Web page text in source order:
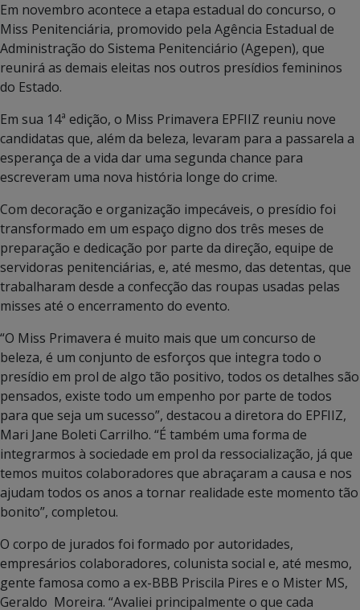
Em novembro acontece a etapa estadual do concurso, o
Miss Penitenciária, promovido pela Agência Estadual de
Administração do Sistema Penitenciário (Agepen), que
reunirá as demais eleitas nos outros presídios femininos
do Estado.
Em sua 14ª edição, o Miss Primavera EPFIIZ reuniu nove
candidatas que, além da beleza, levaram para a passarela a
esperança de a vida dar uma segunda chance para
escreveram uma nova história longe do crime.
Com decoração e organização impecáveis, o presídio foi
transformado em um espaço digno dos três meses de
preparação e dedicação por parte da direção, equipe de
servidoras penitenciárias, e, até mesmo, das detentas, que
trabalharam desde a confecção das roupas usadas pelas
misses até o encerramento do evento.
“O Miss Primavera é muito mais que um concurso de
beleza, é um conjunto de esforços que integra todo o
presídio em prol de algo tão positivo, todos os detalhes são
pensados, existe todo um empenho por parte de todos
para que seja um sucesso”, destacou a diretora do EPFIIZ,
Mari Jane Boleti Carrilho. “É também uma forma de
integrarmos à sociedade em prol da ressocialização, já que
temos muitos colaboradores que abraçaram a causa e nos
ajudam todos os anos a tornar realidade este momento tão
bonito”, completou.
O corpo de jurados foi formado por autoridades,
empresários colaboradores, colunista social e, até mesmo,
gente famosa como a ex-BBB Priscila Pires e o Mister MS,
Geraldo Moreira. “Avaliei principalmente o que cada